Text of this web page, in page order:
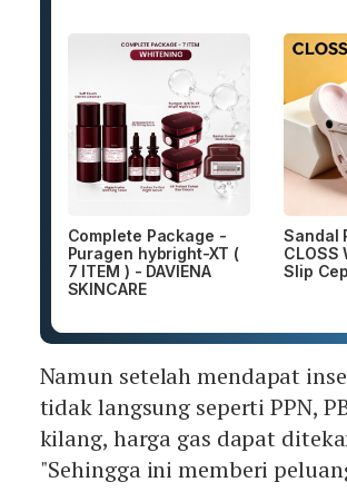
Complete Package -
Puragen hybright-XT (
7 ITEM ) - DAVIENA
SKINCARE
Sandal
CLOSS
Slip
Namun setelah mendapat
tidak langsung seperti PPN,
kilang, harga gas dapat
"Sehingga ini memberi